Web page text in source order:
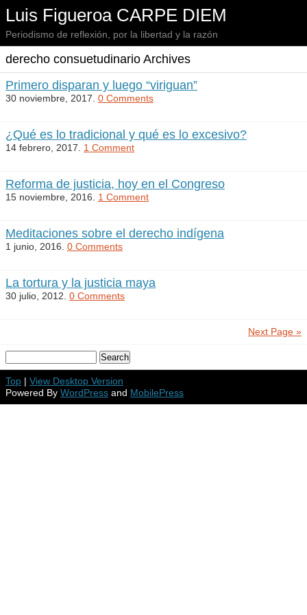
Luis Figueroa CARPE DIEM
Periodismo de reflexión, por la libertad y la razón
derecho consuetudinario Archives
Primero disparan y luego “viriguan”
30 noviembre, 2017. 0 Comments
¿Qué es lo tradicional y qué es lo excesivo?
14 febrero, 2017. 1 Comment
Reforma de justicia, hoy en el Congreso
15 noviembre, 2016. 1 Comment
Meditaciones sobre el derecho indígena
1 junio, 2016. 0 Comments
La tortura y la justicia maya
30 julio, 2012. 0 Comments
Next Page »
Top | View Desktop Version
Powered By WordPress and MobilePress